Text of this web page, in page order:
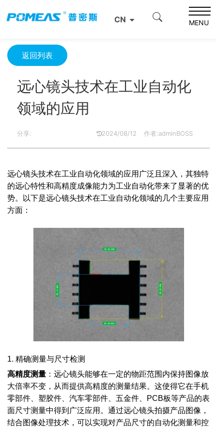
CN MENU
远心镜头技术在工业自动化领域的应用
返回列表
远心镜头技术在工业自动化
领域的应用
分享: 2024/08/12 作者:adminBOSS
远心镜头技术在工业自动化领域的应用广泛且深入，其独特
的远心特性和高精度成像能力为工业自动化带来了显著的优
势。以下是远心镜头技术在工业自动化领域的几个主要应用
方面：
1. 精确测量与尺寸检测
高精度测量 ：远心镜头能够在一定的物距范围内保持图像放
大倍率不变，从而提供高精度的测量结果。这使得它在手机
零部件、塑胶件、汽车零部件、五金件、PCB板等产品的表
面尺寸测量中得到广泛应用。通过远心镜头拍摄产品图像，
结合图像处理技术，可以实现对产品尺寸的自动化测量和控